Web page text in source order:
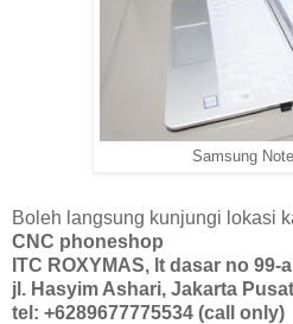
Samsung
Boleh langsung kunjungi lokasi
CNC phoneshop
ITC ROXYMAS, lt dasar no 99-a
jl. Hasyim Ashari, Jakarta Pusat
tel: +6289677775534 (call only)